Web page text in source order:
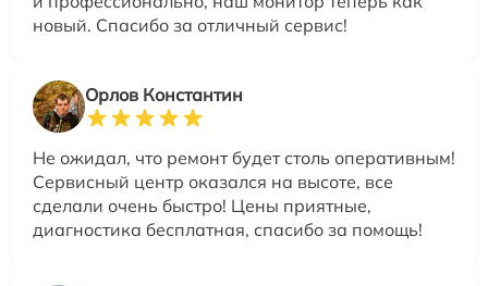
новый. Спасибо за отличный сервис!
Орлов Константин
Не ожидал, что ремонт будет столь оперативным!
Сервисный центр оказался на высоте, все
сделали очень быстро! Цены приятные,
диагностика бесплатная, спасибо за помощь!